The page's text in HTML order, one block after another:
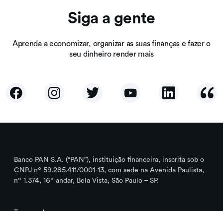
Siga a gente
Aprenda a economizar, organizar as suas finanças e fazer o
seu dinheiro render mais
Banco PAN S.A. (“PAN”), instituição financeira, inscrita sob o
CNPJ nº 59.285.411/0001-13, com sede na Avenida Paulista,
nº 1.374, 16º andar, Bela Vista, São Paulo – SP.